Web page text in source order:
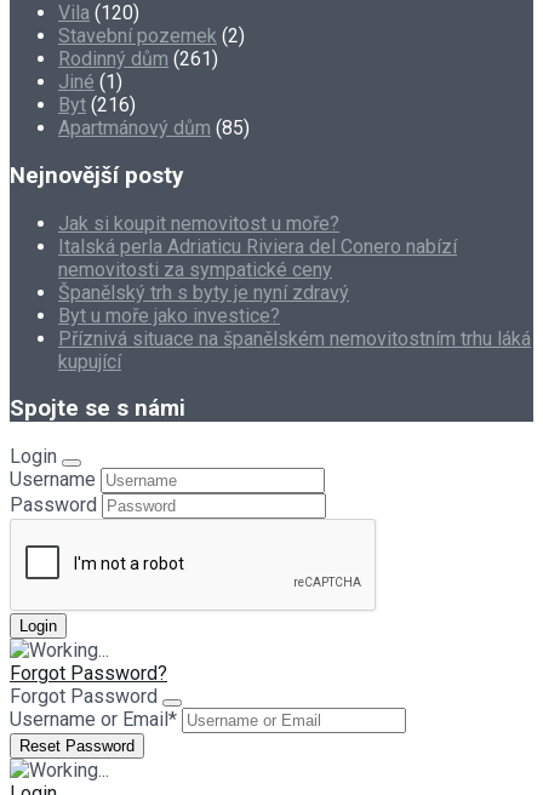
Vila (120)
Stavební pozemek (2)
Rodinný dům (261)
Jiné (1)
Byt (216)
Apartmánový dům (85)
Nejnovější posty
Jak si koupit nemovitost u moře?
Italská perla Adriaticu Riviera del Conero nabízí
nemovitosti za sympatické ceny
Španělský trh s byty je nyní zdravý
Byt u moře jako investice?
Příznivá situace na španělském nemovitostním trhu láká
kupující
Spojte se s námi
Login
Username
Password
Forgot Password?
Forgot Password
Username or Email*